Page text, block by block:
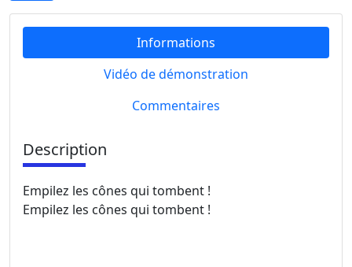
Informations
Vidéo de démonstration
Commentaires
Description
Empilez les cônes qui tombent !
Empilez les cônes qui tombent !